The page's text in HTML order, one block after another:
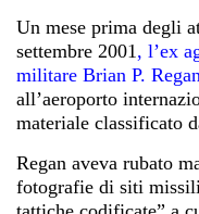
Un mese prima degli
settembre 2001, l’ex
militare Brian P.
all’aeroporto
materiale classificato
Regan aveva rubato
fotografie di siti